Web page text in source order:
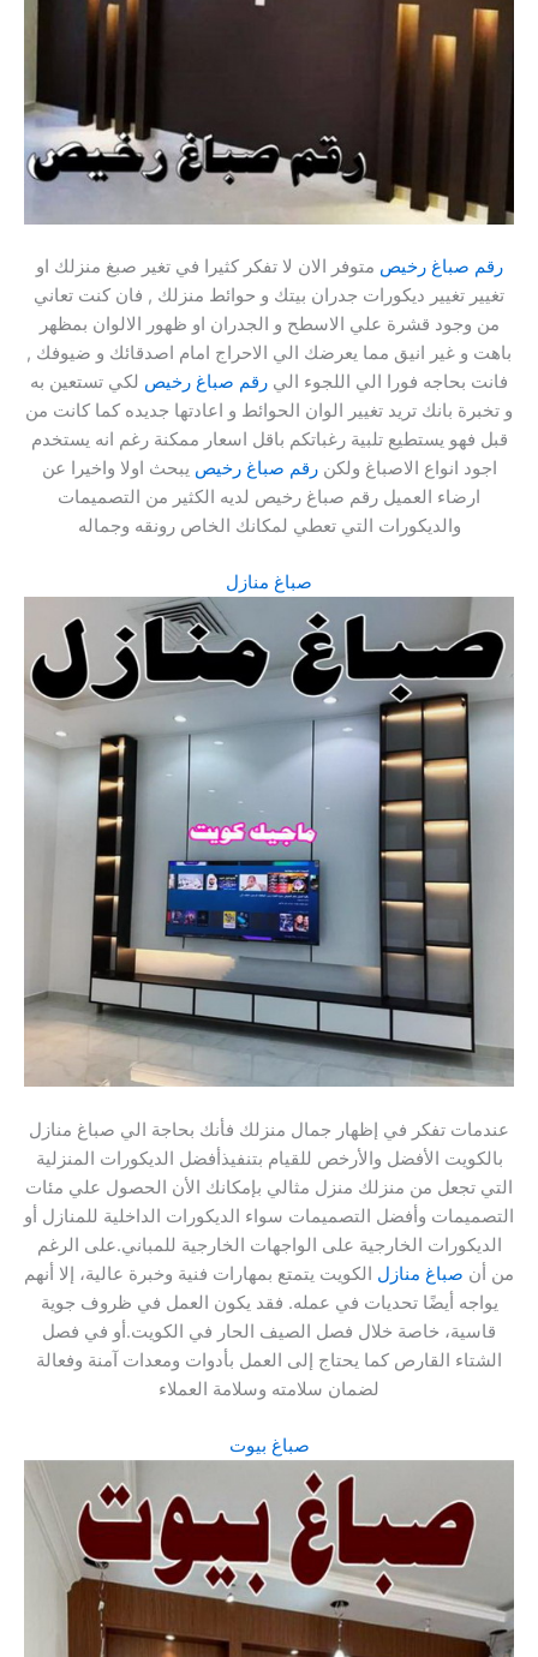
رقم صباغ رخيص متوفر الان لا تفكر كثيرا في تغير صبغ منزلك او
تغيير تغيير ديكورات جدران بيتك و حوائط منزلك , فان كنت تعاني
من وجود قشرة علي الاسطح و الجدران او ظهور الالوان بمظهر
باهت و غير انيق مما يعرضك الي الاحراج امام اصدقائك و ضيوفك ,
فانت بحاجه فورا الي اللجوء الي رقم صباغ رخيص لكي تستعين به
و تخبرة بانك تريد تغيير الوان الحوائط و اعادتها جديده كما كانت من
قبل فهو يستطيع تلبية رغباتكم باقل اسعار ممكنة رغم انه يستخدم
اجود انواع الاصباغ ولكن رقم صباغ رخيص يبحث اولا واخيرا عن
ارضاء العميل رقم صباغ رخيص لديه الكثير من التصميمات
والديكورات التي تعطي لمكانك الخاص رونقه وجماله
صباغ منازل
عندمات تفكر في إظهار جمال منزلك فأنك بحاجة الي صباغ منازل
بالكويت الأفضل والأرخص للقيام بتنفيذأفضل الديكورات المنزلية
التي تجعل من منزلك منزل مثالي بإمكانك الأن الحصول علي مئات
التصميمات وأفضل التصميمات سواء الديكورات الداخلية للمنازل أو
الديكورات الخارجية على الواجهات الخارجية للمباني.على الرغم
من أن صباغ منازل الكويت يتمتع بمهارات فنية وخبرة عالية، إلا أنهم
يواجه أيضًا تحديات في عمله. فقد يكون العمل في ظروف جوية
قاسية، خاصة خلال فصل الصيف الحار في الكويت.أو في فصل
الشتاء القارص كما يحتاج إلى العمل بأدوات ومعدات آمنة وفعالة
لضمان سلامته وسلامة العملاء
صباغ بيوت